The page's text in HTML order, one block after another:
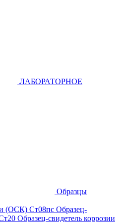
ЛАБОРАТОРНОЕ
Образцы
(ОСК) Ст08пс Образец-
Образец-свидетель коррозии